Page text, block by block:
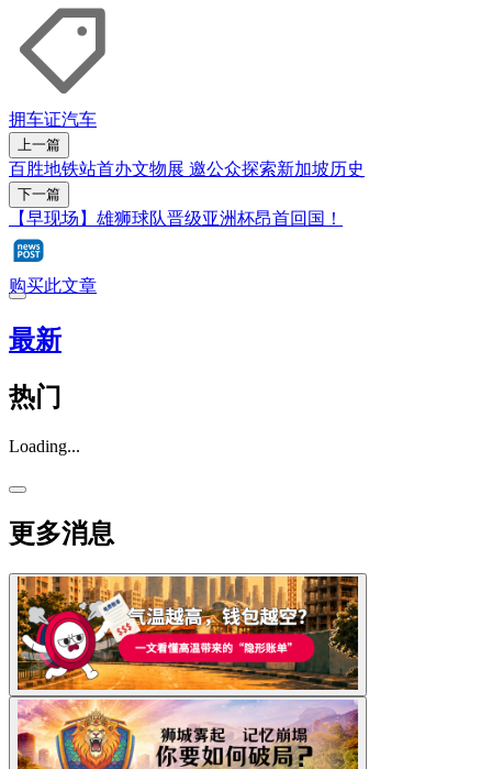
拥车证汽车
上一篇
百胜地铁站首办文物展 邀公众探索新加坡历史
下一篇
【早现场】雄狮球队晋级亚洲杯昂首回国！
购买此文章
最新
热门
Loading...
更多消息